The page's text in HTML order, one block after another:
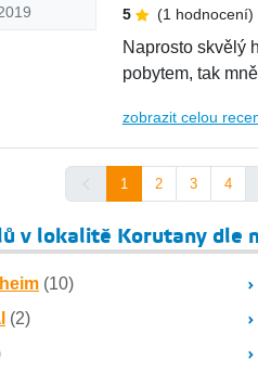
5
(1 hodnocení)
Naprosto skvělý
pobytem, tak
zobrazit celou
1 2 3 4
v lokalitě Korutany dle
(10)
(2)